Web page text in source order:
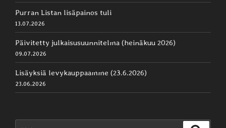
Purran Listan lisäpainos tuli
13.07.2026
Päivitetty julkaisusuunnitelma (heinäkuu 2026)
09.07.2026
Lisäyksiä levykauppaamme (23.6.2026)
23.06.2026